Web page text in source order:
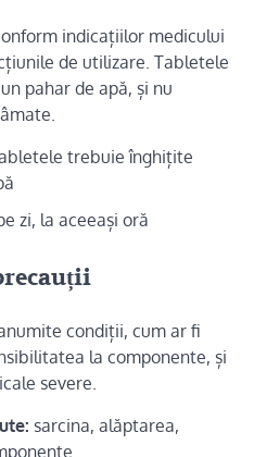
indicațiilor medicului
de utilizare. Tabletele
pahar de apă, și nu
trebuie înghițite
zi, la aceeași oră
condiții, cum ar fi
la componente, și
severe.
sarcina, alăptarea,